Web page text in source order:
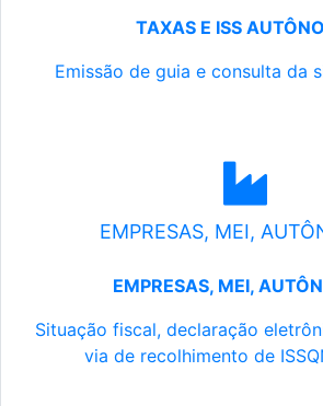
TAXAS E ISS
Emissão de guia e consulta da
EMPRESAS, MEI,
EMPRESAS, MEI,
Situação fiscal, declaração
via de recolhimento de